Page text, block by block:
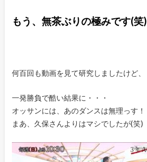
もう、無茶ぶりの極みです(笑)
何百回も動画を見て研究しましたけど、
一発勝負で酷い結果に・・・
オッサンには、あのダンスは無理っす！
まあ、久保さんよりはマシでしたが(笑)